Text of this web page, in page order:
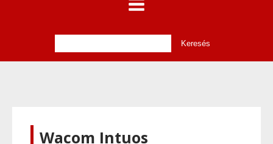
Wacom Intuos